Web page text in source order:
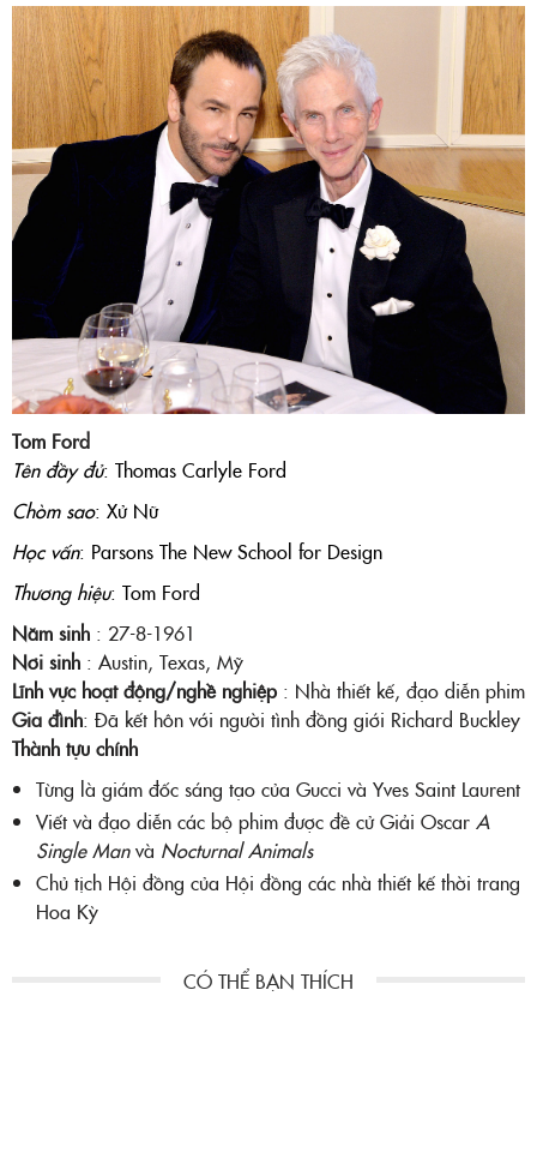
Tom Ford
Tên đầy đủ: Thomas Carlyle Ford
Chòm sao: Xử Nữ
Học vấn: Parsons The New School for Design
Thương hiệu: Tom Ford
Năm sinh : 27-8-1961
Nơi sinh : Austin, Texas, Mỹ
Lĩnh vực hoạt động/nghề nghiệp : Nhà thiết kế, đạo diễn phim
Gia đình: Đã kết hôn với người tình đồng giới Richard Buckley
Thành tựu chính
Từng là giám đốc sáng tạo của Gucci và Yves Saint Laurent
Viết và đạo diễn các bộ phim được đề cử Giải Oscar A
Single Manvà Nocturnal Animals
Chủ tịch Hội đồng của Hội đồng các nhà thiết kế thời trang
Hoa Kỳ